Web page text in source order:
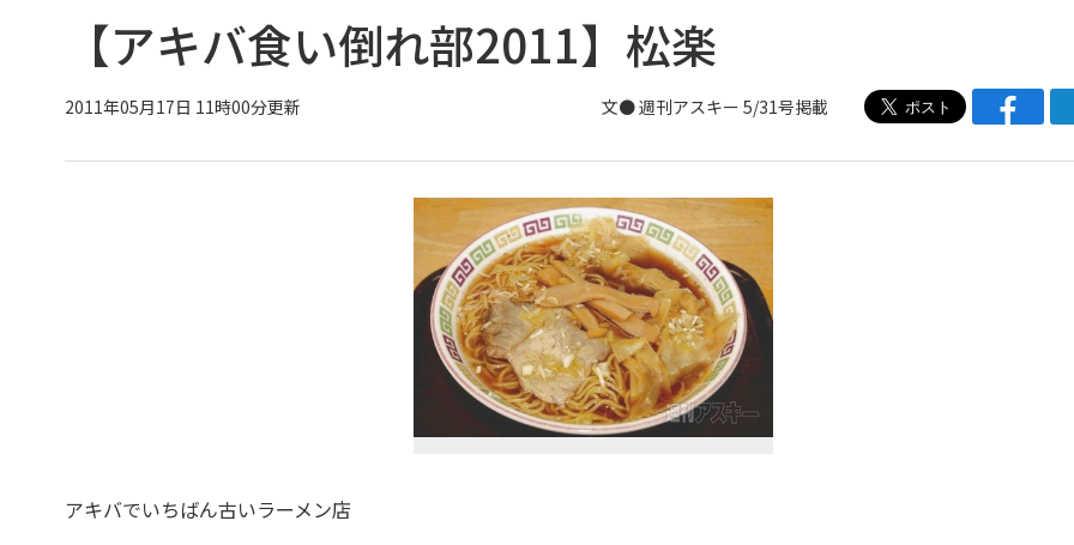
【アキバ食い倒れ部2011】松楽
2011年05月17日 11時00分更新 文● 週刊アスキー 5/31号掲載
アキバでいちばん古いラーメン店